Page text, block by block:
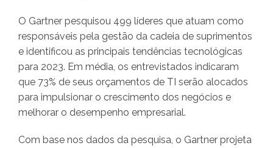
O Gartner pesquisou 499 líderes que atuam como
responsáveis pela gestão da cadeia de suprimentos
e identificou as principais tendências tecnológicas
para 2023. Em média, os entrevistados indicaram
que 73% de seus orçamentos de TI serão alocados
para impulsionar o crescimento dos negócios e
melhorar o desempenho empresarial.
Com base nos dados da pesquisa, o Gartner projeta